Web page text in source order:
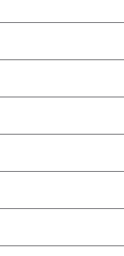
Al Madinah
Northern
Federación de
Dobrich
Jihočeský kraj
Ústecký kraj
Distrito de